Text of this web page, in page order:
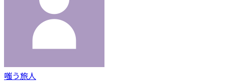
嗤う旅人